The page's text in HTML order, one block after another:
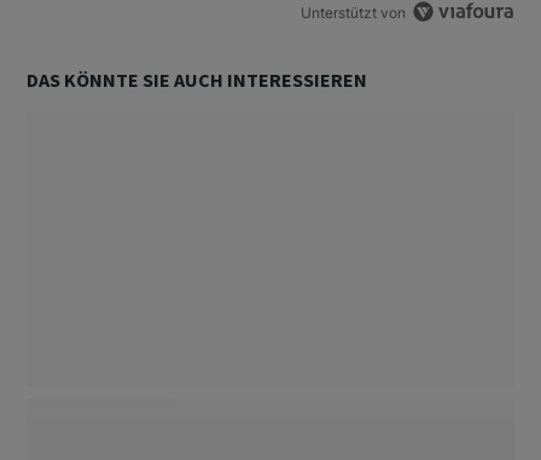
Unterstützt von
DAS KÖNNTE SIE AUCH INTERESSIEREN